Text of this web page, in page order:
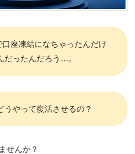
口座凍結になちゃったんだけ
だったんだろう…。
うやって復活させるの？
せんか？